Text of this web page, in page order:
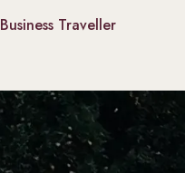
Business Traveller